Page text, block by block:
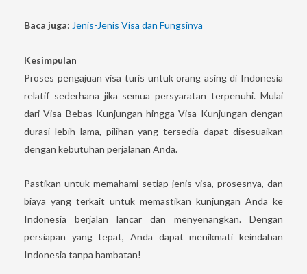
Baca juga: Jenis-Jenis Visa dan Fungsinya
Kesimpulan
Proses pengajuan visa turis untuk orang asing di Indonesia
relatif sederhana jika semua persyaratan terpenuhi. Mulai
dari Visa Bebas Kunjungan hingga Visa Kunjungan dengan
durasi lebih lama, pilihan yang tersedia dapat disesuaikan
dengan kebutuhan perjalanan Anda.
Pastikan untuk memahami setiap jenis visa, prosesnya, dan
biaya yang terkait untuk memastikan kunjungan Anda ke
Indonesia berjalan lancar dan menyenangkan. Dengan
persiapan yang tepat, Anda dapat menikmati keindahan
Indonesia tanpa hambatan!